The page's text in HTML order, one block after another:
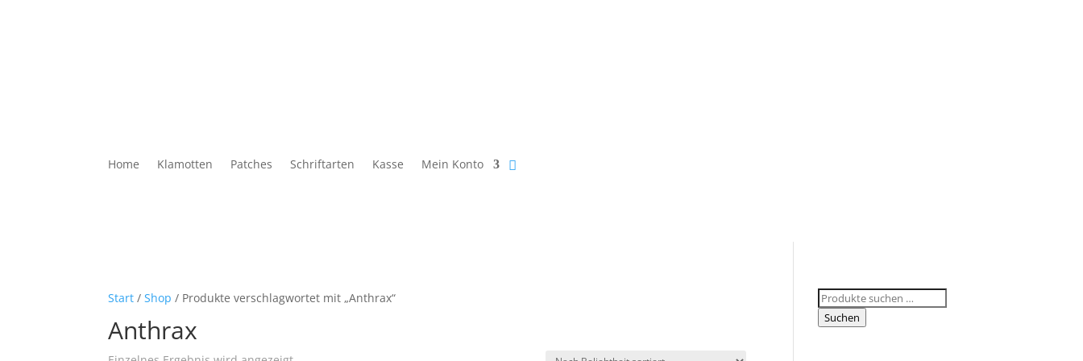
Home Klamotten Patches Schriftarten Kasse Mein Konto
Start /Shop / Produkte verschlagwortet mit „Anthrax“
Anthrax
Suchen
nach:
Suchen